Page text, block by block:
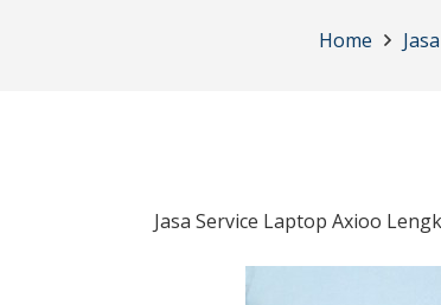
Home
Jasa Service Laptop Axioo